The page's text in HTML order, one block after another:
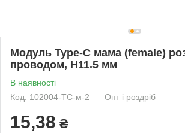
Модуль Type-C мама (female)
проводом, H11.5 мм
В наявності
Код: 102004-TC-м-2
Опт і роздріб
15,38 ₴